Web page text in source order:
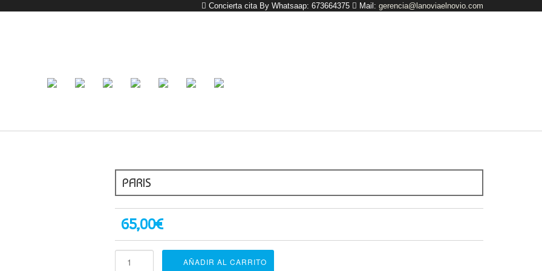
Concierta cita By Whatsaap: 673664375 Mail: gerencia@lanoviaelnovio.com
PARIS
65,00€
cantidad
AÑADIR AL CARRITO